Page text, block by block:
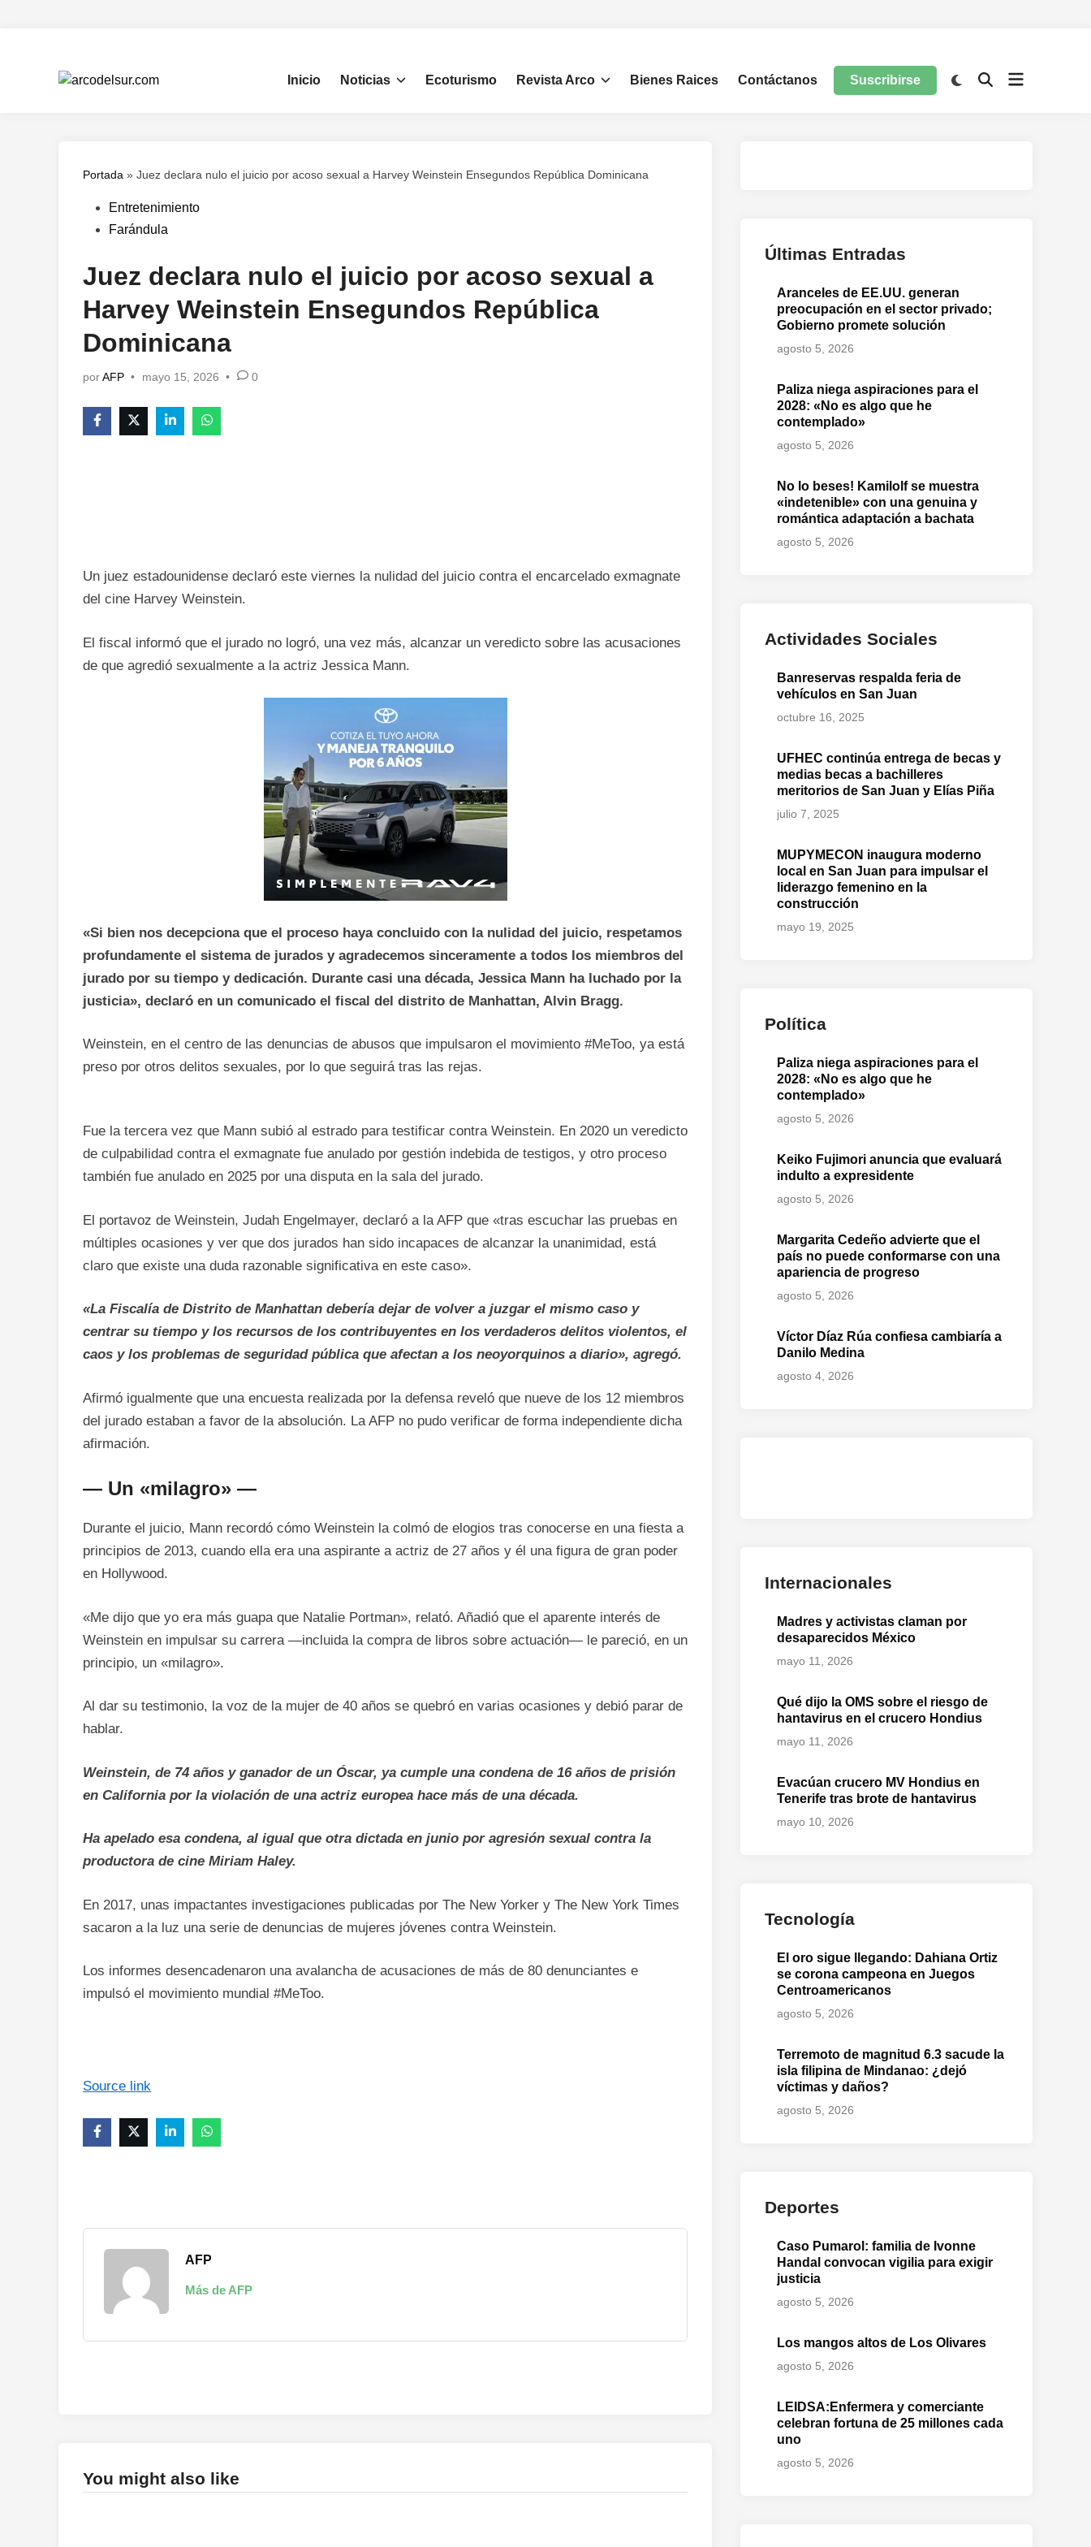
Inicio Noticias Ecoturismo Revista Arco Bienes Raices Contáctanos Suscribirse
Portada » Juez declara nulo el juicio por acoso sexual a Harvey Weinstein Ensegundos República Dominicana
Publicado
en
Entretenimiento
Farándula
Juez declara nulo el juicio por acoso sexual a
Harvey Weinstein Ensegundos República
Dominicana
porAFP • mayo 15, 2026 • 0
Un juez estadounidense declaró este viernes la nulidad del juicio contra el encarcelado exmagnate
del cine Harvey Weinstein.
El fiscal informó que el jurado no logró, una vez más, alcanzar un veredicto sobre las acusaciones
de que agredió sexualmente a la actriz Jessica Mann.
«Si bien nos decepciona que el proceso haya concluido con la nulidad del juicio, respetamos
profundamente el sistema de jurados y agradecemos sinceramente a todos los miembros del
jurado por su tiempo y dedicación. Durante casi una década, Jessica Mann ha luchado por la
justicia», declaró en un comunicado el fiscal del distrito de Manhattan, Alvin Bragg.
Weinstein, en el centro de las denuncias de abusos que impulsaron el movimiento #MeToo, ya está
preso por otros delitos sexuales, por lo que seguirá tras las rejas.
Fue la tercera vez que Mann subió al estrado para testificar contra Weinstein. En 2020 un veredicto
de culpabilidad contra el exmagnate fue anulado por gestión indebida de testigos, y otro proceso
también fue anulado en 2025 por una disputa en la sala del jurado.
El portavoz de Weinstein, Judah Engelmayer, declaró a la AFP que «tras escuchar las pruebas en
múltiples ocasiones y ver que dos jurados han sido incapaces de alcanzar la unanimidad, está
claro que existe una duda razonable significativa en este caso».
«La Fiscalía de Distrito de Manhattan debería dejar de volver a juzgar el mismo caso y
centrar su tiempo y los recursos de los contribuyentes en los verdaderos delitos violentos, el
caos y los problemas de seguridad pública que afectan a los neoyorquinos a diario», agregó.
Afirmó igualmente que una encuesta realizada por la defensa reveló que nueve de los 12 miembros
del jurado estaban a favor de la absolución. La AFP no pudo verificar de forma independiente dicha
afirmación.
— Un «milagro» —
Durante el juicio, Mann recordó cómo Weinstein la colmó de elogios tras conocerse en una fiesta a
principios de 2013, cuando ella era una aspirante a actriz de 27 años y él una figura de gran poder
en Hollywood.
«Me dijo que yo era más guapa que Natalie Portman», relató. Añadió que el aparente interés de
Weinstein en impulsar su carrera —incluida la compra de libros sobre actuación— le pareció, en un
principio, un «milagro».
Al dar su testimonio, la voz de la mujer de 40 años se quebró en varias ocasiones y debió parar de
hablar.
Weinstein, de 74 años y ganador de un Óscar, ya cumple una condena de 16 años de prisión
en California por la violación de una actriz europea hace más de una década.
Ha apelado esa condena, al igual que otra dictada en junio por agresión sexual contra la
productora de cine Miriam Haley.
En 2017, unas impactantes investigaciones publicadas por The New Yorker y The New York Times
sacaron a la luz una serie de denuncias de mujeres jóvenes contra Weinstein.
Los informes desencadenaron una avalancha de acusaciones de más de 80 denunciantes e
impulsó el movimiento mundial #MeToo.
Source link
AFP
Más de AFP
You might also like
Últimas Entradas
Aranceles de EE.UU. generan
preocupación en el sector privado;
Gobierno promete solución
agosto 5, 2026
Paliza niega aspiraciones para el
2028: «No es algo que he
contemplado»
agosto 5, 2026
No lo beses! Kamilolf se muestra
«indetenible» con una genuina y
romántica adaptación a bachata
agosto 5, 2026
Actividades Sociales
Banreservas respalda feria de
vehículos en San Juan
octubre 16, 2025
UFHEC continúa entrega de becas y
medias becas a bachilleres
meritorios de San Juan y Elías Piña
julio 7, 2025
MUPYMECON inaugura moderno
local en San Juan para impulsar el
liderazgo femenino en la
construcción
mayo 19, 2025
Política
Paliza niega aspiraciones para el
2028: «No es algo que he
contemplado»
agosto 5, 2026
Keiko Fujimori anuncia que evaluará
indulto a expresidente
agosto 5, 2026
Margarita Cedeño advierte que el
país no puede conformarse con una
apariencia de progreso
agosto 5, 2026
Víctor Díaz Rúa confiesa cambiaría a
Danilo Medina
agosto 4, 2026
Internacionales
Madres y activistas claman por
desaparecidos México
mayo 11, 2026
Qué dijo la OMS sobre el riesgo de
hantavirus en el crucero Hondius
mayo 11, 2026
Evacúan crucero MV Hondius en
Tenerife tras brote de hantavirus
mayo 10, 2026
Tecnología
El oro sigue llegando: Dahiana Ortiz
se corona campeona en Juegos
Centroamericanos
agosto 5, 2026
Terremoto de magnitud 6.3 sacude la
isla filipina de Mindanao: ¿dejó
víctimas y daños?
agosto 5, 2026
Deportes
Caso Pumarol: familia de Ivonne
Handal convocan vigilia para exigir
justicia
agosto 5, 2026
Los mangos altos de Los Olivares
agosto 5, 2026
LEIDSA:Enfermera y comerciante
celebran fortuna de 25 millones cada
uno
agosto 5, 2026